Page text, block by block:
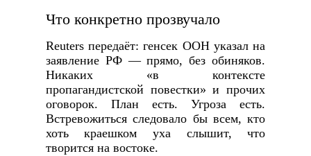
Что конкретно прозвучало
Reuters передаёт: генсек ООН указал на
заявление РФ — прямо, без обиняков.
Никаких «в контексте
пропагандистской повестки» и прочих
оговорок. План есть. Угроза есть.
Встревожиться следовало бы всем, кто
хоть краешком уха слышит, что
творится на востоке.